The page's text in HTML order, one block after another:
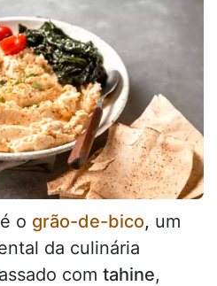
o grão-de-bico, um
da culinária
com tahine,